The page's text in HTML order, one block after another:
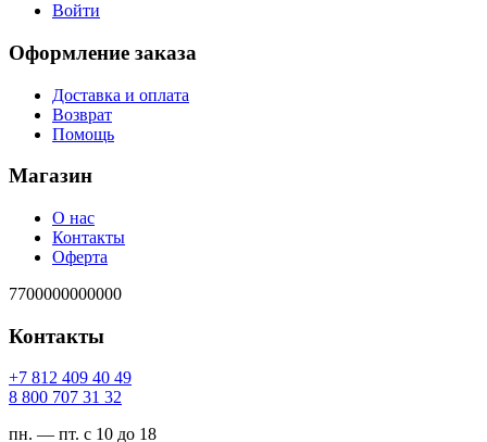
Войти
Оформление заказа
Доставка и оплата
Возврат
Помощь
Магазин
О нас
Контакты
Оферта
7700000000000
Контакты
94 04 904 218 7+
23 13 707 008 8
пн. — пт. с 10 до 18